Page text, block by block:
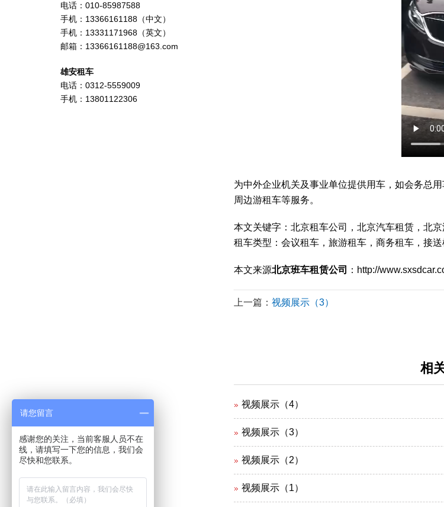
为中外企业机关及事业单位提供用车，如会务总
周边游租车等服务。
本文关键字：北京租车公司，北京汽车租赁，北
租车类型：会议租车，旅游租车，商务租车，接
本文来源北京班车租赁公司 ：http://
上一篇： 视频展示（3）
相
视频展示（4）
视频展示（3）
视频展示（2）
视频展示（1）
电话：010-85987588
手机：13366161188（中文）
手机：13331171968（英文）
邮箱：13366161188@163.com
雄安租车
电话：0312-5559009
手机：13801122306
请您留言
感谢您的关注，当前客服人员不在
线，请填写一下您的信息，我们会
尽快和您联系。